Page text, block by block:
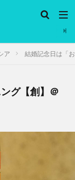
ア 結婚記念日は「
グ【創】＠
ダイエット
備忘録